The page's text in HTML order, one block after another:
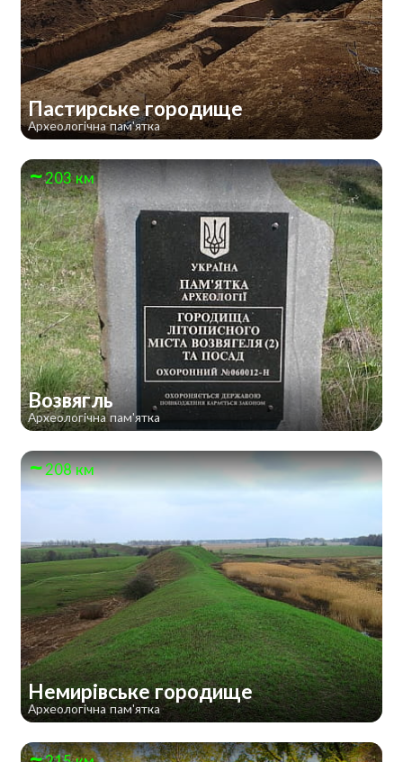
Пастирське городище
Археологічна пам'ятка
203 км
Возвягль
Археологічна пам'ятка
208 км
Немирівське городище
Археологічна пам'ятка